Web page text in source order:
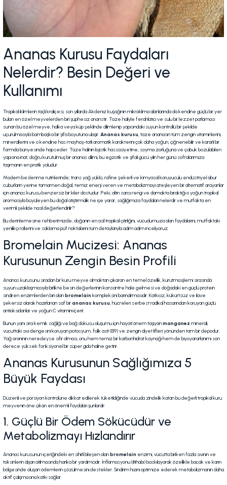
Ananas Kurusu Faydaları
Nelerdir? Besin Değeri ve
Kullanımı
Tropikal iklimlerin taçlı kraliçesi, son yıllarda Akdeniz kuşağının mikroklima alanlarında da kendine güçlü bir yer
bulan en özel meyvelerden biri şüphesiz ananstır. Taze haliyle ferahlatıcı ve sulu bir lezzet patlaması
sunan bu özel meyve, halka veya küp şeklinde dilimlenip yapısındaki suyun kontrollü bir şekilde
uçurulmasıyla bambaşka bir şifa boyutuna ulaşır. Ananas kurusu, taze ananasın tüm zengin vitaminlerini,
minerallerini ve o kendine has mayhoş-tatlı aromatik karakterini çok daha yoğun, çiğnenebilir ve kararlı bir
formda bünyesinde hapseder. Taze halinin lojistik hassasiyetine, soyma zorluğuna ve çabuk bozulabilen
yapısına inat, doğru kurutulmuş bir ananas dilimi, bu egzotik ve şifalı gücü yılın her günü sofralarımıza
taşımanın en pratik yoludur.
Modern beslenme rutinlerinde; trans yağ yüklü, rafine şekerli ve kimyasal koruyuculu endüstriyel abur
cuburların yerine tamamen doğal, temiz enerji veren ve metabolizmayı ateşleyen bir alternatif arayanlar
için ananas kurusu benzersiz bir kiler dostudur. Peki, altın sarısı rengi ve damakta bıraktığı o yoğun tropikal
aromasıyla büyüleyen bu doğal atıştırmalık ne işe yarar, sağlığımıza faydaları nelerdir ve mutfakta en
verimli şekilde nasıl değerlendirilir?
Bu derinlemesine rehberimizde; doğanın en asil tropikal çıtırlığını, vücudumuza olan faydalarını, mutfaktaki
yenilikçi rollerini ve saklama püf noktalarını tüm detaylarıyla adım adım inceliyoruz.
Bromelain Mucizesi: Ananas
Kurusunun Zengin Besin Profili
Ananas kurusunu sıradan bir kuru meyve olmaktan çıkaran en temel özellik, kurutma işlemi sırasında
suyun uzaklaşmasıyla birlikte besin değerlerinin konsantre hale gelmesi ve doğadaki en güçlü protein
sindiren enzimlerden biri olanbromelain kompleksini barındırmasıdır. Katkısız, kükürtsüz ve ilave
şekersiz olarak hazırlanan saf birananas kurusu, hücreleri serbest radikal hasarından koruyan güçlü
antioksidanlar ve yoğun C vitamini içerir.
Bunun yanı sıra kemik sağlığı ve bağ dokusu oluşumu için hayati önem taşıyanmanganez minerali,
vücuttaki sıvı dengesini koruyan potasyum, folik asit (B9) ve zengin diyet lifleri yönünden tam bir depodur.
Yağ oranının neredeyse sıfır olması, onu hem temiz bir karbonhidrat kaynağı hem de biyoyararlanımı son
derece yüksek fonksiyonel bir süper gıda haline getirir.
Ananas Kurusunun Sağlığımıza 5
Büyük Faydası
Düzenli ve porsiyon kontrolüne dikkat edilerek tüketildiğinde vücuda zindelik katan bu değerli tropikal kuru
meyvenin öne çıkan en önemli faydaları şunlardır:
1. Güçlü Bir Ödem Sökücüdür ve
Metabolizmayı Hızlandırır
Ananas kurusunun içeriğindeki en sihirli bileşen olanbromelain enzimi, vücutta biriken fazla sıvının ve
toksinlerin dışarı atılmasında harika bir yardımcıdır. İnflamasyonu (iltihabı) baskılayarak özellikle bacak ve karın
bölgesinde oluşan ödemlerin çözülmesini destekler. Sindirim hızını optimize ederek metabolizmanın daha
aktif çalışmasına katkı sağlar.